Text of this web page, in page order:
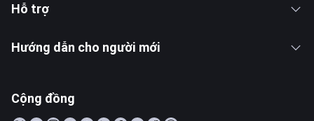
Hỗ trợ
Hướng dẫn cho người mới
Cộng đồng